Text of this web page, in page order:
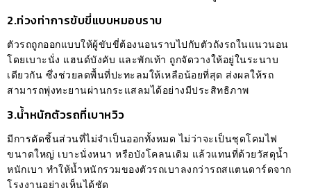
2.ท่วงท่าการขับขี่แบบหมอบราบ
ตัวรถถูกออกแบบให้ผู้ขับขี่ต้องนอนราบไปกับตัวถังรถในแนวนอน
โดยเบาะนั่ง แฮนด์บังคับ และพักเท้า ถูกจัดวางให้อยู่ในระนาบ
เดียวกัน ซึ่งช่วยลดพื้นที่ปะทะลมให้เหลือน้อยที่สุด ส่งผลให้รถ
สามารถพุ่งทะยานผ่านกระแสลมได้อย่างมีประสิทธิภาพ
3.น้ำหนักตัวรถที่เบาหวิว
มีการตัดชิ้นส่วนที่ไม่จำเป็นออกทั้งหมด ไม่ว่าจะเป็นชุดโคมไฟ
ขนาดใหญ่ เบาะนั่งหนา หรือบังโคลนเดิม แล้วแทนที่ด้วยวัสดุน้ำ
หนักเบา ทำให้น้ำหนักรวมของตัวรถเบาลงกว่ารถสแตนดาร์ดจาก
โรงงานอย่างเห็นได้ชัด